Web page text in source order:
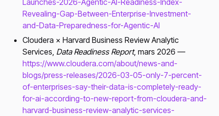
Revealing-Gap-Between-Enterprise-Investment-
and-Data-Preparedness-for-Agentic-AI
Cloudera × Harvard Business Review Analytic
Services, Data Readiness Report, mars 2026 —
https://www.cloudera.com/about/news-and-
blogs/press-releases/2026-03-05-only-7-percent-
of-enterprises-say-their-data-is-completely-ready-
for-ai-according-to-new-report-from-cloudera-and-
harvard-business-review-analytic-services-